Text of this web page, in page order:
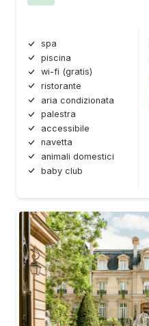
spa
piscina
wi-fi (gratis)
ristorante
aria condizionata
palestra
accessibile
navetta
animali domestici
baby club